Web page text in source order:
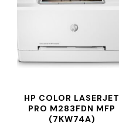
HP COLOR LASERJET
PRO M283FDN MFP
(7KW74A)